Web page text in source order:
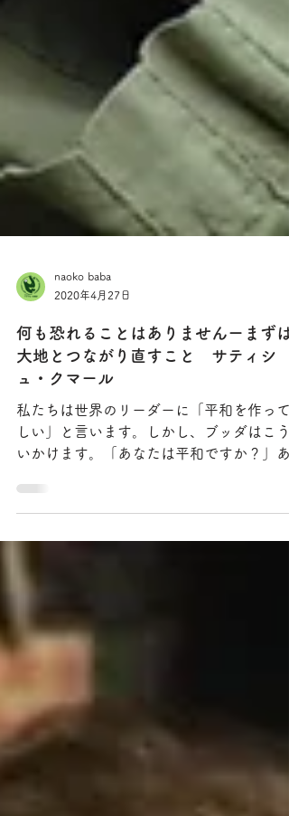
naoko baba
2020年4月27日
何も恐れることはありませんーまずは
大地とつながり直すこと サティシ
ュ・クマール
私たちは世界のリーダーに「平和を作って
しい」と言います。しかし、ブッダはこう